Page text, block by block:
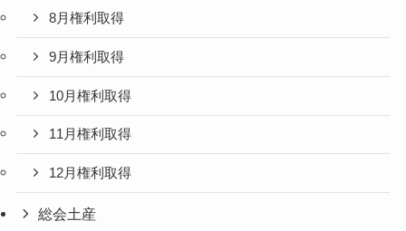
8月権利取得
9月権利取得
10月権利取得
11月権利取得
12月権利取得
総会土産